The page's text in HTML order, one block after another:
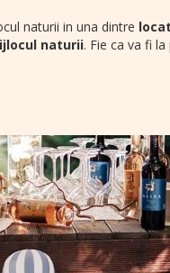
naturii in una dintre
naturii. Fie ca va fi